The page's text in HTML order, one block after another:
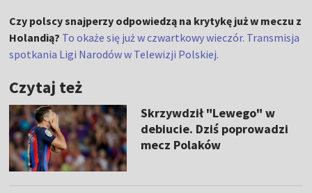
Czy polscy snajperzy odpowiedzą na krytykę już w meczu z
Holandią? To okaże się już w czwartkowy wieczór. Transmisja
spotkania Ligi Narodów w Telewizji Polskiej.
Czytaj też
Skrzywdził "Lewego" w
debiucie. Dziś poprowadzi
mecz Polaków